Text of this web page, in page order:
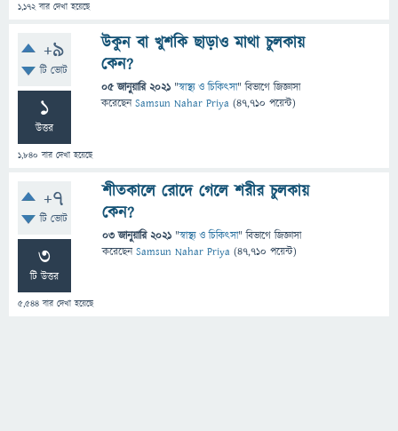
1,172বার দেখা হয়েছে
+9
টি ভোট
1
উত্তর
1,840 বার দেখা হয়েছে
উকুন বা খুশকি ছাড়াও মাথা চুলকায়
কেন?
05 জানুয়ারি 2021 "স্বাস্থ্য ও চিকিৎসা" বিভাগে জিজ্ঞাসা
করেছেনSamsun Nahar Priya (47,710 পয়েন্ট)
+7
টি ভোট
3
টি উত্তর
5,544 বার দেখা হয়েছে
শীতকালে রোদে গেলে শরীর চুলকায়
কেন?
03 জানুয়ারি 2021 "স্বাস্থ্য ও চিকিৎসা" বিভাগে জিজ্ঞাসা
করেছেনSamsun Nahar Priya (47,710 পয়েন্ট)